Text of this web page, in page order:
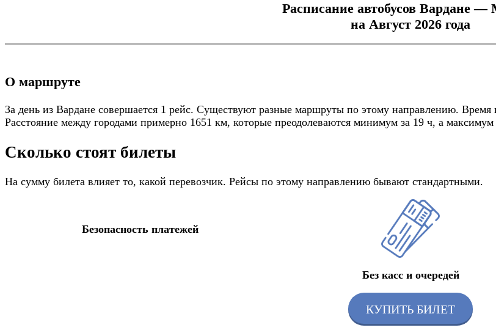
Расписание автобусов Вардане —
на Август 2026 года
О маршруте
За день из Вардане совершается 1 рейс. Существуют разные маршруты по этому направлению. Время
Расстояние между городами примерно 1651 км, которые преодолеваются минимум за 19 ч, а максимум
Сколько стоят билеты
На сумму билета влияет то, какой перевозчик. Рейсы по этому направлению бывают стандартными.
Безопасность платежей
Без касс и очередей
КУПИТЬ БИЛЕТ